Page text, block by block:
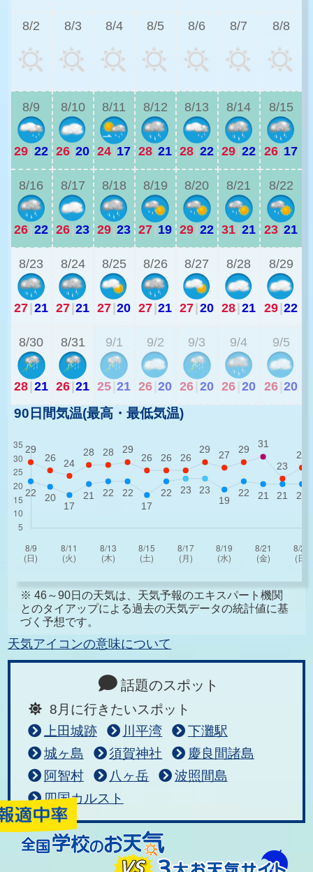
8/2 8/3 8/4 8/5 8/6 8/7 8/8
8/9
29|22
8/10
26|20
8/11
24|17
8/12
28|21
8/13
28|22
8/14
29|22
8/15
26|17
8/16
26|22
8/17
26|23
8/18
29|23
8/19
27|19
8/20
29|22
8/21
31|21
8/22
23|21
8/23
27|21
8/24
27|21
8/25
27|20
8/26
27|21
8/27
27|20
8/28
28|21
8/29
29|22
8/30
28|21
8/31
26|21
9/1
25 21
9/2
26 20
9/3
26 20
9/4
26 20
9/5
26 20
90日間気温(最高・最低気温)
※ 46～90日の天気は、天気予報のエキスパート機関
とのタイアップによる過去の天気データの統計値に基
づく予想です。
天気アイコンの意味について
話題のスポット
8月に行きたいスポット
上田城跡
川平湾
下灘駅
城ヶ島
須賀神社
慶良間諸島
阿智村
八ヶ岳
波照間島
四国カルスト